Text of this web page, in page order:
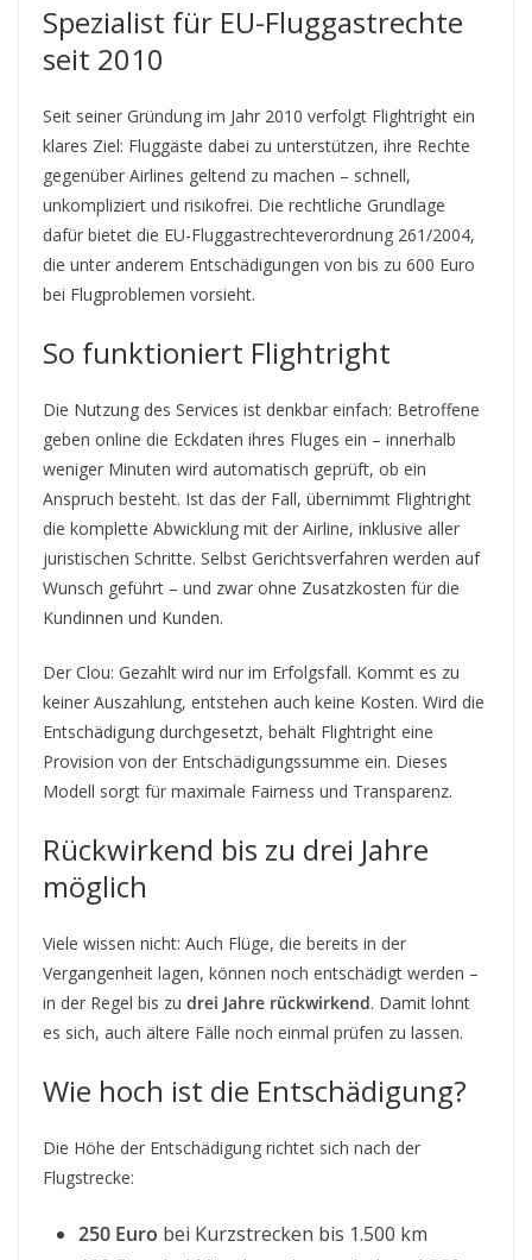
Spezialist für EU-Fluggastrechte
seit 2010
Seit seiner Gründung im Jahr 2010 verfolgt Flightright ein
klares Ziel: Fluggäste dabei zu unterstützen, ihre Rechte
gegenüber Airlines geltend zu machen – schnell,
unkompliziert und risikofrei. Die rechtliche Grundlage
dafür bietet die EU-Fluggastrechteverordnung 261/2004,
die unter anderem Entschädigungen von bis zu 600 Euro
bei Flugproblemen vorsieht.
So funktioniert Flightright
Die Nutzung des Services ist denkbar einfach: Betroffene
geben online die Eckdaten ihres Fluges ein – innerhalb
weniger Minuten wird automatisch geprüft, ob ein
Anspruch besteht. Ist das der Fall, übernimmt Flightright
die komplette Abwicklung mit der Airline, inklusive aller
juristischen Schritte. Selbst Gerichtsverfahren werden auf
Wunsch geführt – und zwar ohne Zusatzkosten für die
Kundinnen und Kunden.
Der Clou: Gezahlt wird nur im Erfolgsfall. Kommt es zu
keiner Auszahlung, entstehen auch keine Kosten. Wird die
Entschädigung durchgesetzt, behält Flightright eine
Provision von der Entschädigungssumme ein. Dieses
Modell sorgt für maximale Fairness und Transparenz.
Rückwirkend bis zu drei Jahre
möglich
Viele wissen nicht: Auch Flüge, die bereits in der
Vergangenheit lagen, können noch entschädigt werden –
in der Regel bis zu drei Jahre rückwirkend. Damit lohnt
es sich, auch ältere Fälle noch einmal prüfen zu lassen.
Wie hoch ist die Entschädigung?
Die Höhe der Entschädigung richtet sich nach der
Flugstrecke:
250 Euro bei Kurzstrecken bis 1.500 km